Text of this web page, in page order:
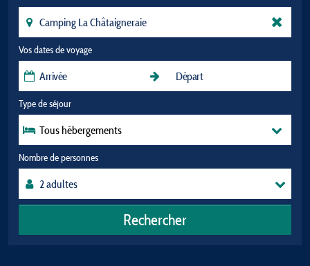
Vos dates de voyage
Type de séjour
Tous hébergements
Nombre de personnes
Rechercher